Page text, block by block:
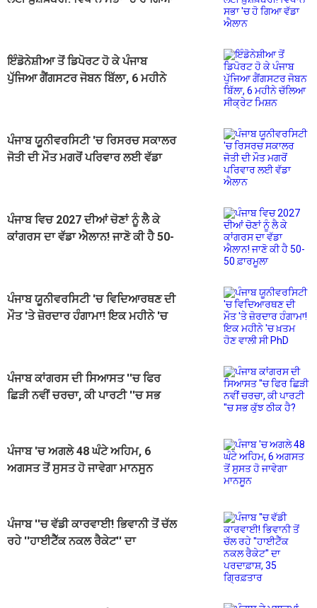
ਇੰਡੋਨੇਸ਼ੀਆ ਤੋਂ ਡਿਪੋਰਟ ਹੋ ਕੇ ਪੰਜਾਬ
ਪੁੱਜਿਆ ਗੈਂਗਸਟਰ ਜੋਬਨ ਬਿੱਲਾ, 6 ਮਹੀਨੇ
ਪੰਜਾਬ ਯੂਨੀਵਰਸਿਟੀ 'ਚ ਰਿਸਰਚ ਸਕਾਲਰ
ਜੋਤੀ ਦੀ ਮੌਤ ਮਗਰੋਂ ਪਰਿਵਾਰ ਲਈ ਵੱਡਾ
ਪੰਜਾਬ ਵਿਚ 2027 ਦੀਆਂ ਚੋਣਾਂ ਨੂੰ ਲੈ ਕੇ
ਕਾਂਗਰਸ ਦਾ ਵੱਡਾ ਐਲਾਨ! ਜਾਣੋ ਕੀ ਹੈ 50-
ਪੰਜਾਬ ਯੂਨੀਵਰਸਿਟੀ 'ਚ ਵਿਦਿਆਰਥਣ ਦੀ
ਮੌਤ 'ਤੇ ਜ਼ੋਰਦਾਰ ਹੰਗਾਮਾ! ਇਕ ਮਹੀਨੇ 'ਚ
ਪੰਜਾਬ ਕਾਂਗਰਸ ਦੀ ਸਿਆਸਤ ''ਚ ਫਿਰ
ਛਿੜੀ ਨਵੀਂ ਚਰਚਾ, ਕੀ ਪਾਰਟੀ ''ਚ ਸਭ
ਪੰਜਾਬ 'ਚ ਅਗਲੇ 48 ਘੰਟੇ ਅਹਿਮ, 6
ਅਗਸਤ ਤੋਂ ਸੁਸਤ ਹੋ ਜਾਵੇਗਾ ਮਾਨਸੂਨ
ਪੰਜਾਬ ''ਚ ਵੱਡੀ ਕਾਰਵਾਈ! ਭਿਵਾਨੀ ਤੋਂ ਚੱਲ
ਰਹੇ ''ਹਾਈਟੈੱਕ ਨਕਲ ਰੈਕੇਟ'' ਦਾ